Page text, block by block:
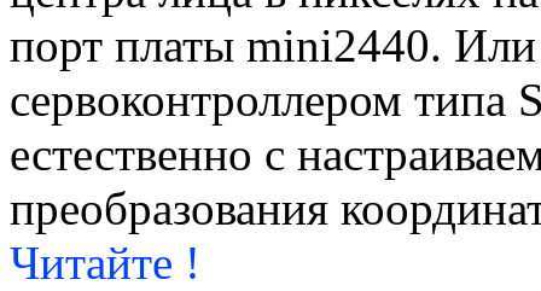
порт платы mini2440.
сервоконтроллером типа
естественно с
преобразования
Читайте !